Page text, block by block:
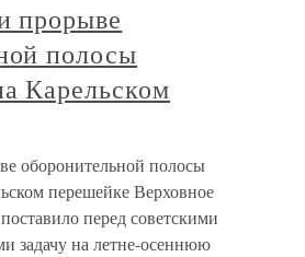
прорыве
полосы
Карельском
оборонительной полосы
перешейке Верховное
перед советскими
задачу на летне-осеннюю